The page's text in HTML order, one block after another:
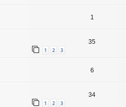
1
1 2 3
35
6
1 2 3
34